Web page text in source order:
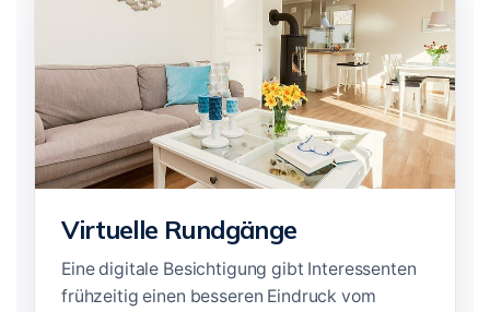
Virtuelle Rundgänge
Eine digitale Besichtigung gibt Interessenten
frühzeitig einen besseren Eindruck vom